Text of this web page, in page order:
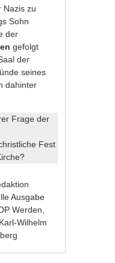
Nazis zu
Sohn
der
gefolgt
der
seines
dahinter
Frage der
Fest
Ausgabe
Werden,
Karl-Wilhelm